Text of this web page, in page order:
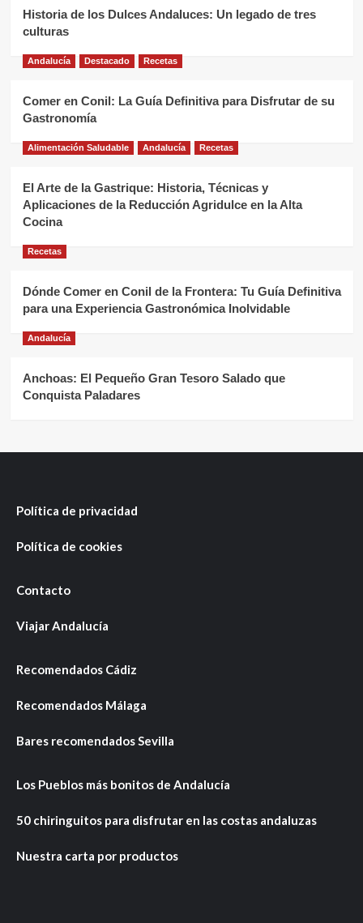
Historia de los Dulces Andaluces: Un legado de tres
culturas
Andalucía Destacado Recetas
Comer en Conil: La Guía Definitiva para Disfrutar de su
Gastronomía
Alimentación Saludable Andalucía Recetas
El Arte de la Gastrique: Historia, Técnicas y
Aplicaciones de la Reducción Agridulce en la Alta
Cocina
Recetas
Dónde Comer en Conil de la Frontera: Tu Guía Definitiva
para una Experiencia Gastronómica Inolvidable
Andalucía
Anchoas: El Pequeño Gran Tesoro Salado que
Conquista Paladares
Política de privacidad
Política de cookies
Contacto
Viajar Andalucía
Recomendados Cádiz
Recomendados Málaga
Bares recomendados Sevilla
Los Pueblos más bonitos de Andalucía
50 chiringuitos para disfrutar en las costas andaluzas
Nuestra carta por productos